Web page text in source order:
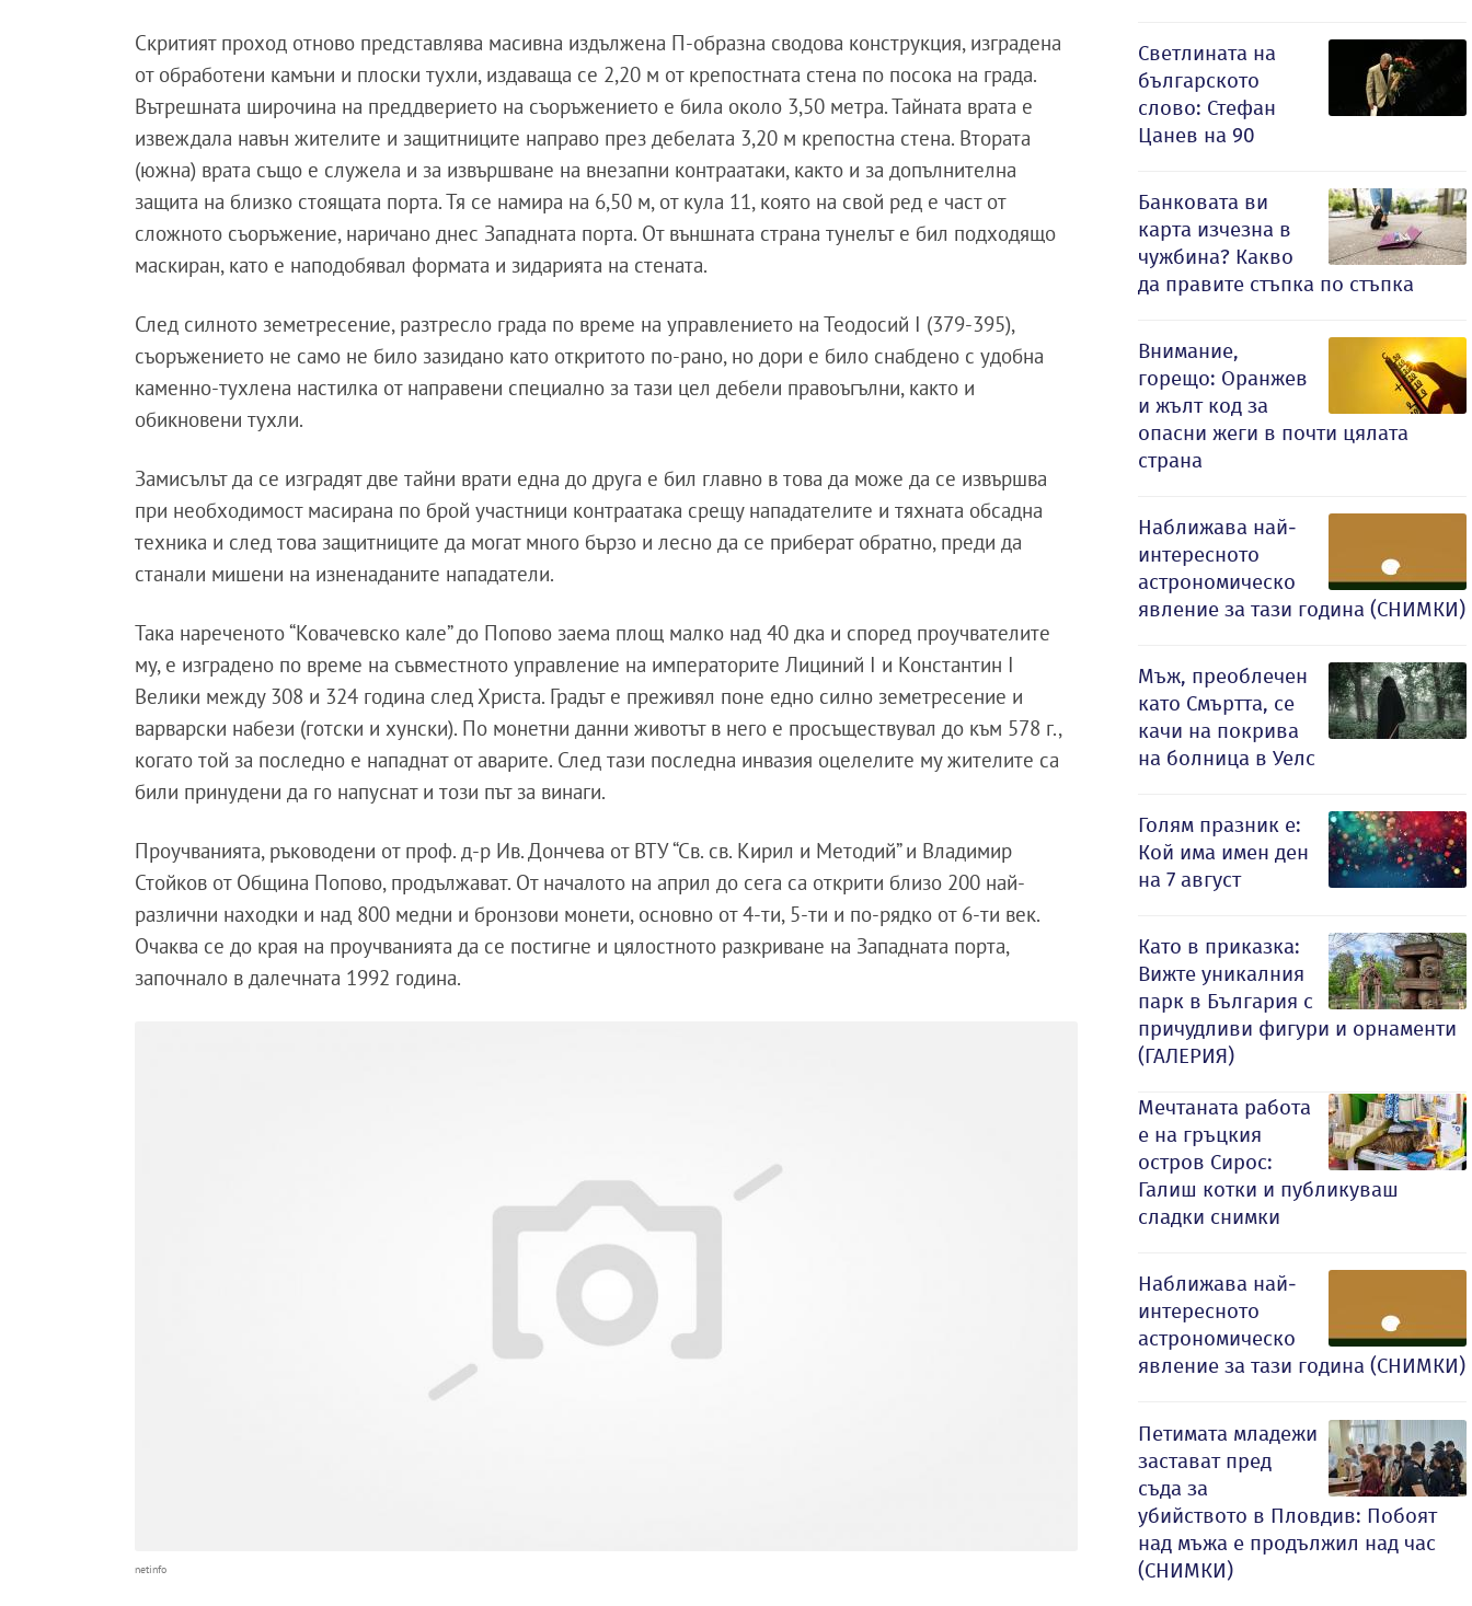
Скритият проход отново представлява масивна издължена П-образна сводова конструкция, изградена
от обработени камъни и плоски тухли, издаваща се 2,20 м от крепостната стена по посока на града.
Вътрешната широчина на преддверието на съоръжението е била около 3,50 метра. Тайната врата е
извеждала навън жителите и защитниците направо през дебелата 3,20 м крепостна стена. Втората
(южна) врата също е служела и за извършване на внезапни контраатаки, както и за допълнителна
защита на близко стоящата порта. Тя се намира на 6,50 м, от кула 11, която на свой ред е част от
сложното съоръжение, наричано днес Западната порта. От външната страна тунелът е бил подходящо
маскиран, като е наподобявал формата и зидарията на стената.
След силното земетресение, разтресло града по време на управлението на Теодосий I (379-395),
съоръжението не само не било зазидано като откритото по-рано, но дори е било снабдено с удобна
каменно-тухлена настилка от направени специално за тази цел дебели правоъгълни, както и
обикновени тухли.
Замисълът да се изградят две тайни врати една до друга е бил главно в това да може да се извършва
при необходимост масирана по брой участници контраатака срещу нападателите и тяхната обсадна
техника и след това защитниците да могат много бързо и лесно да се приберат обратно, преди да
станали мишени на изненаданите нападатели.
Така нареченото “Ковачевско кале” до Попово заема площ малко над 40 дка и според проучвателите
му, е изградено по време на съвместното управление на императорите Лициний I и Константин I
Велики между 308 и 324 година след Христа. Градът е преживял поне едно силно земетресение и
варварски набези (готски и хунски). По монетни данни животът в него е просъществувал до към 578 г.,
когато той за последно е нападнат от аварите. След тази последна инвазия оцелелите му жителите са
били принудени да го напуснат и този път за винаги.
Проучванията, ръководени от проф. д-р Ив. Дончева от ВТУ “Св. св. Кирил и Методий” и Владимир
Стойков от Община Попово, продължават. От началото на април до сега са открити близо 200 най-
различни находки и над 800 медни и бронзови монети, основно от 4-ти, 5-ти и по-рядко от 6-ти век.
Очаква се до края на проучванията да се постигне и цялостното разкриване на Западната порта,
започнало в далечната 1992 година.
netinfo
Светлината на
българското
слово: Стефан
Цанев на 90
Банковата ви
карта изчезна в
чужбина? Какво
да правите стъпка по стъпка
Внимание,
горещо: Оранжев
и жълт код за
опасни жеги в почти цялата
страна
Наближава най-
интересното
астрономическо
явление за тази година (СНИМКИ)
Мъж, преоблечен
като Смъртта, се
качи на покрива
на болница в Уелс
Голям празник е:
Кой има имен ден
на 7 август
Като в приказка:
Вижте уникалния
парк в България с
причудливи фигури и орнаменти
(ГАЛЕРИЯ)
Мечтаната работа
е на гръцкия
остров Сирос:
Галиш котки и публикуваш
сладки снимки
Наближава най-
интересното
астрономическо
явление за тази година (СНИМКИ)
Петимата младежи
застават пред
съда за
убийството в Пловдив: Побоят
над мъжа е продължил над час
(СНИМКИ)